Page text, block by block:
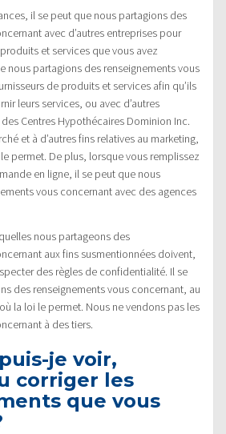
il se peut que nous partagions des
avec d’autres entreprises pour
et services que vous avez
nous partagions des renseignements vous
de produits et services afin qu’ils
leurs services, ou avec d’autres
Centres Hypothécaires Dominion Inc.
et à d’autres fins relatives au marketing,
permet. De plus, lorsque vous remplissez
en ligne, il se peut que nous
vous concernant avec des agences
nous partageons des
aux fins susmentionnées doivent,
des règles de confidentialité. Il se
des renseignements vous concernant, au
la loi le permet. Nous ne vendons pas les
à des tiers.
je voir,
corriger les
que vous